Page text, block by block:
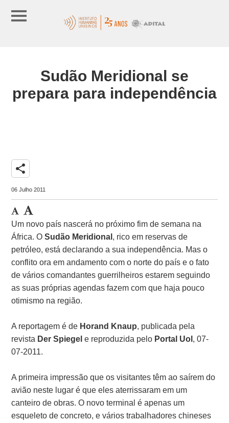
Sudão Meridional se
prepara para independência
share
06 Julho 2011
Um novo país nascerá no próximo fim de semana na
África. OSudão Meridional , rico em reservas de
petróleo, está declarando a sua independência. Mas o
conflito ora em andamento com o norte do país e o fato
de vários comandantes guerrilheiros estarem seguindo
as suas próprias agendas fazem com que haja pouco
otimismo na região.
A reportagem é de Horand Knaup, publicada pela
revista Der Spiegel e reproduzida pelo Portal Uol , 07-
07-2011.
A primeira impressão que os visitantes têm ao saírem do
avião neste lugar é que eles aterrissaram em um
canteiro de obras. O novo terminal é apenas um
esqueleto de concreto, e vários trabalhadores chineses